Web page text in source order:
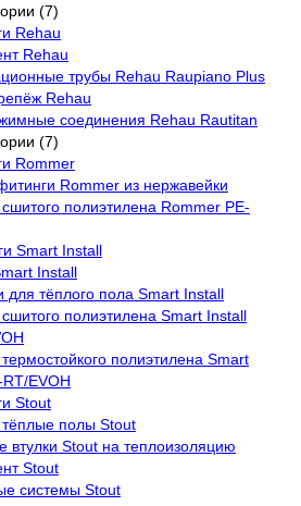
(7)
Rehau
Rehau
трубы Rehau Raupiano Plus
Rehau
соединения Rehau Rautitan
(7)
Rommer
Rommer из нержавейки
полиэтилена Rommer PE-
Smart Install
Install
для тёплого пола Smart Install
полиэтилена Smart Install
полиэтилена Smart
EVOH
Stout
полы Stout
втулки Stout на теплоизоляцию
Stout
системы Stout